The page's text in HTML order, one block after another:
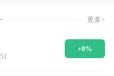
更多>
+0%